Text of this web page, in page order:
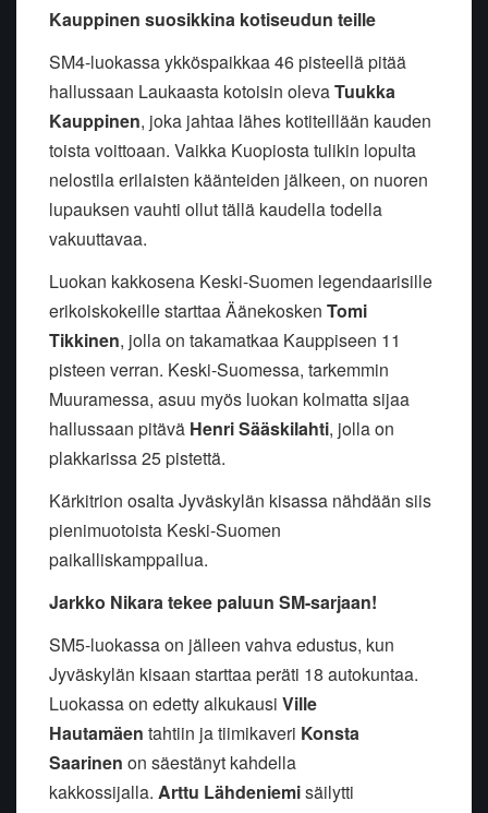
Kauppinen suosikkina kotiseudun teille
SM4-luokassa ykköspaikkaa 46 pisteellä pitää
hallussaan Laukaasta kotoisin olevaTuukka
Kauppinen, joka jahtaa lähes kotiteillään kauden
toista voittoaan. Vaikka Kuopiosta tulikin lopulta
nelostila erilaisten käänteiden jälkeen, on nuoren
lupauksen vauhti ollut tällä kaudella todella
vakuuttavaa.
Luokan kakkosena Keski-Suomen legendaarisille
erikoiskokeille starttaa Äänekosken Tomi
Tikkinen, jolla on takamatkaa Kauppiseen 11
pisteen verran. Keski-Suomessa, tarkemmin
Muuramessa, asuu myös luokan kolmatta sijaa
hallussaan pitävä Henri Sääskilahti, jolla on
plakkarissa 25 pistettä.
Kärkitrion osalta Jyväskylän kisassa nähdään siis
pienimuotoista Keski-Suomen
paikalliskamppailua.
Jarkko Nikara tekee paluun SM-sarjaan!
SM5-luokassa on jälleen vahva edustus, kun
Jyväskylän kisaan starttaa peräti 18 autokuntaa.
Luokassa on edetty alkukausi Ville
Hautamäen tahtiin ja tiimikaveri Konsta
Saarinen on säestänyt kahdella
kakkossijalla. Arttu Lähdeniemisäilytti